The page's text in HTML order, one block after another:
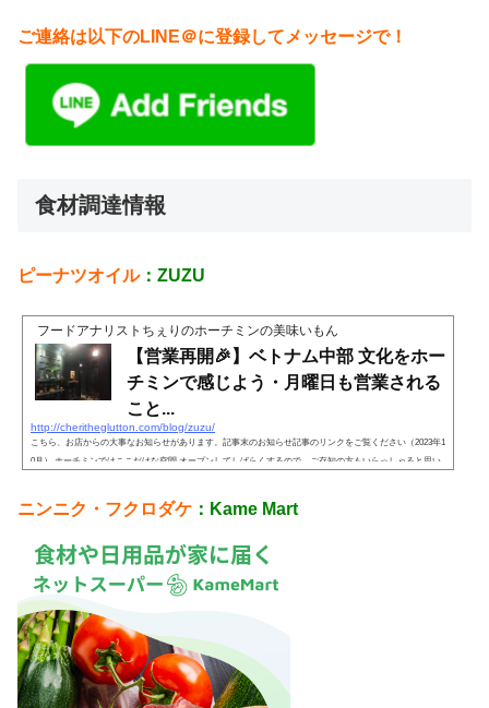
ご連絡は以下のLINE＠に登録してメッセージで！
食材調達情報
ピーナツオイル： ZUZU
フードアナリストちぇりのホーチミンの美味いもん
【営業再開🎉】ベトナム中部 文化をホー
チミンで感じよう・月曜日も営業される
こと...
http://cheritheglutton.com/blog/zuzu/
こちら、お店からの大事なお知らせがあります。記事末のお知らせ記事のリンクをご覧ください（2023年1
0月） ホーチミンではここだけな空間 オープンしてしばらくするので、ご存知の方もいらっしゃると思い
ニンニク・フクロダケ ：Kame Mart